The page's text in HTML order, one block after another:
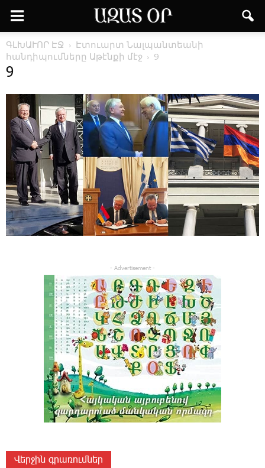
ԳԼԽԱՒՈՐ ԷՋ
Էտուարտ Նալպանտեանի
հանդիպումները Աթէնքի մէջ
9
9
- Advertisement -
Վերջին գրառումներ